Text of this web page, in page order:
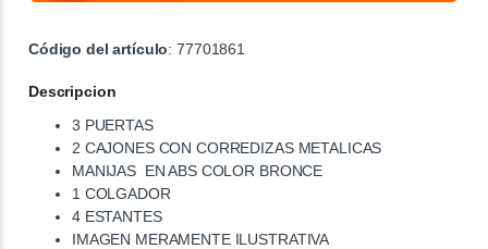
Código del artículo: 77701861
Descripcion
3 PUERTAS
2 CAJONES CON CORREDIZAS METALICAS
MANIJAS EN ABS COLOR BRONCE
1 COLGADOR
4 ESTANTES
IMAGEN MERAMENTE ILUSTRATIVA